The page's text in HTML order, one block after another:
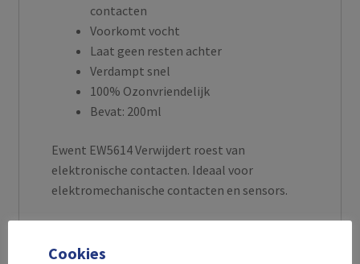
contacten
Voorkomt vocht
Laat geen resten achter
Verdampt snel
100% Ozonvriendelijk
Bevat: 200ml
Ewent EW5614 Verwijdert roest van
elektronische contacten. Ideaal voor
elektromechanische contacten en sensors.
Cookies